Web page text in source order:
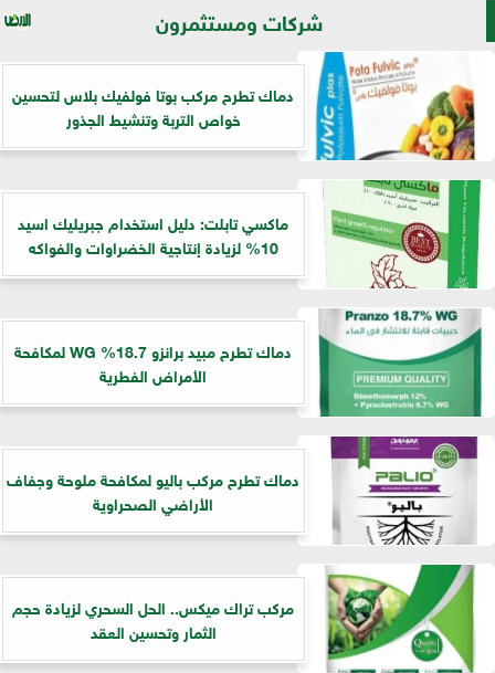
شركات ومستثمرون
​دماك تطرح مركب بوتا فولفيك بلاس لتحسين
خواص التربة وتنشيط الجذور
ماكسي تابلت: دليل استخدام جبريليك اسيد
10% لزيادة إنتاجية الخضراوات والفواكه
دماك تطرح مبيد برانزو 18.7% WG لمكافحة
الأمراض الفطرية
دماك تطرح مركب باليو لمكافحة ملوحة وجفاف
الأراضي الصحراوية
مركب تراك ميكس.. الحل السحري لزيادة حجم
الثمار وتحسين العقد